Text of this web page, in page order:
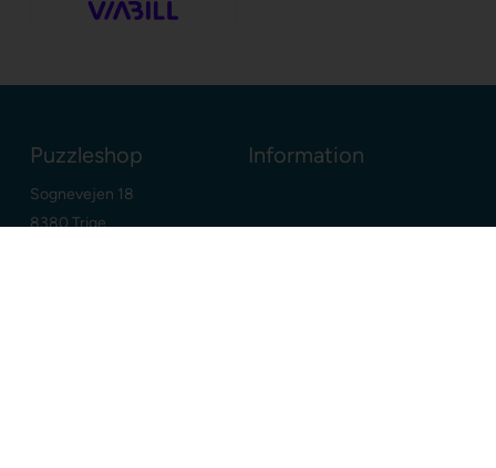
Puzzleshop
Sognevejen 18
8380 Trige
Information